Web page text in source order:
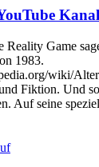
Kanal
Reality Game
1983.
wiki/
Fiktion. Und
Auf seine